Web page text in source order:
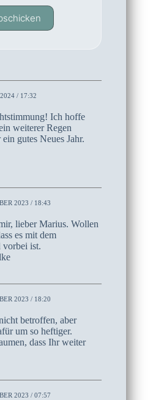
/ 17:32
Ich hoffe
weiterer Regen
gutes Neues Jahr.
2023 / 18:43
lieber Marius. Wollen
es mit dem
vorbei ist.
2023 / 18:20
betroffen, aber
um so heftiger.
dass Ihr weiter
2023 / 07:57